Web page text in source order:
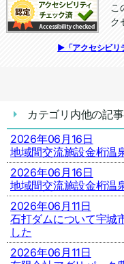
追加情報：アクセシビリ
こ
ク
▶「アクセシビリ
カテゴリ内他の記事
2026年06月16日
地域間交流施設金桁温
2026年06月16日
地域間交流施設金桁温
2026年06月11日
石打ダムについて宇城
した
2026年06月11日